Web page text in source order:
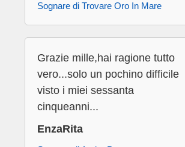
Sognare di Trovare Oro In Mare
Grazie mille,hai ragione tutto
vero...solo un pochino difficile
visto i miei sessanta
cinqueanni...
EnzaRita